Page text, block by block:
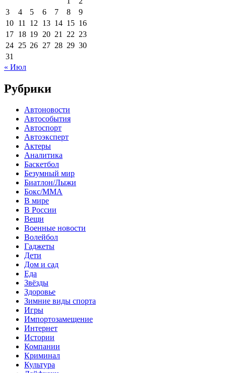
3
4 5 6 7 8
9
10 11 12 13 14 15 16
17 18 19 20 21 22 23
24 25 26 27 28 29 30
31
« Июл
Рубрики
Автоновости
Автособытия
Автоспорт
Автоэксперт
Актеры
Аналитика
Баскетбол
Безумный мир
Биатлон/Лыжи
Бокс/MMA
В мире
В России
Вещи
Военные новости
Волейбол
Гаджеты
Дети
Дом и сад
Еда
Звёзды
Здоровье
Зимние виды спорта
Игры
Импортозамещение
Интернет
Истории
Компании
Криминал
Культура